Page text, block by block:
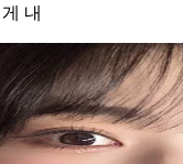
내